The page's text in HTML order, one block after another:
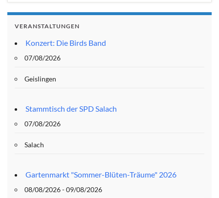
VERANSTALTUNGEN
Konzert: Die Birds Band
07/08/2026
Geislingen
Stammtisch der SPD Salach
07/08/2026
Salach
Gartenmarkt "Sommer-Blüten-Träume" 2026
08/08/2026 - 09/08/2026